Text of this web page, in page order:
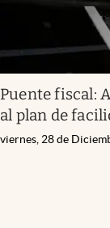
Puente fiscal:
al plan de
viernes, 28 de